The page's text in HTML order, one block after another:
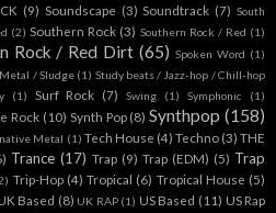
(9) Soundscape (3) Soundtrack (7) South
(2) Southern Rock (3) Southern Rock / Red (1)
Rock / Red Dirt (65) Spoken Word (1)
/ Sludge (1) Study beats / Jazz-hop / Chill-hop
(1) Surf Rock (7) Swing (1) Symphonic (1)
Rock (10) Synth Pop (8) Synthpop (158)
Metal (1) Tech House (4) Techno (3) THE
Trance (17) Trap (9) Trap (EDM) (5) Trap
Trip-Hop (4) Tropical (6) Tropical House (5)
Based (8) UK RAP (1) US Based (11) US Rap